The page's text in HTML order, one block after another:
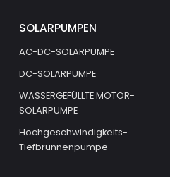
SOLARPUMPEN
AC-DC-SOLARPUMPE
DC-SOLARPUMPE
WASSERGEFÜLLTE MOTOR-
SOLARPUMPE
Hochgeschwindigkeits-
Tiefbrunnenpumpe